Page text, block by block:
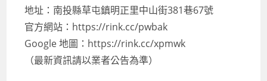
地址：南投縣草屯鎮明正里中山街381巷67號
官方網站：https://rink.cc/pwbak
Google 地圖：https://rink.cc/xpmwk
（最新資訊請以業者公告為準）